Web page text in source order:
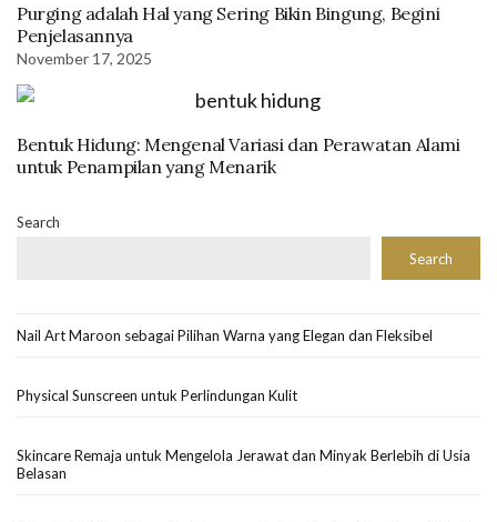
Purging adalah Hal yang Sering Bikin Bingung, Begini
Penjelasannya
November 17, 2025
Bentuk Hidung: Mengenal Variasi dan Perawatan Alami
untuk Penampilan yang Menarik
Search
Search
Nail Art Maroon sebagai Pilihan Warna yang Elegan dan Fleksibel
Physical Sunscreen untuk Perlindungan Kulit
Skincare Remaja untuk Mengelola Jerawat dan Minyak Berlebih di Usia
Belasan